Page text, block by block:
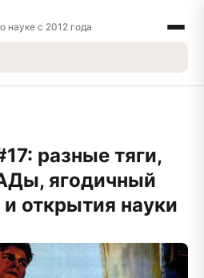
науке с 2012 года
разные тяги,
ягодичный
открытия науки